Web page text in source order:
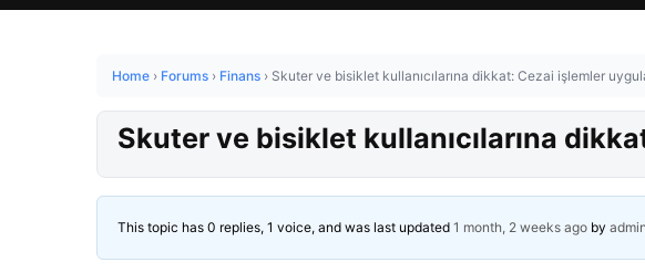
Home › Forums › Finans › Skuter ve bisiklet kullanıcılarına dikkat: Cezai işlemler
Skuter ve bisiklet kullanıcılarına
This topic has 0 replies, 1 voice, and was last updated 1 month, 2 weeks ago by admin